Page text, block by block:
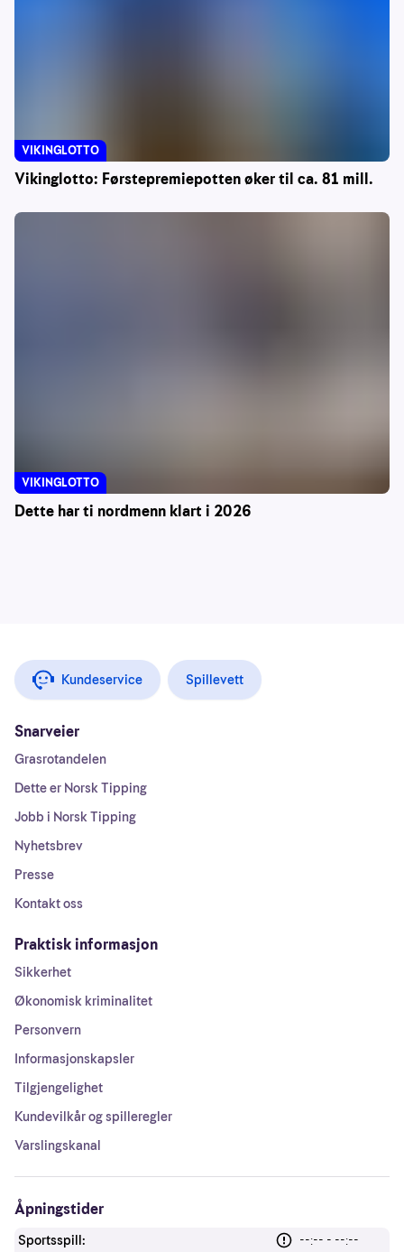
Vikinglotto: Førstepremiepotten øker til ca. 81 mill.
VIKINGLOTTO
Dette har ti nordmenn klart i 2026
VIKINGLOTTO
Kundeservice Spillevett
Snarveier
Grasrotandelen
Dette er Norsk Tipping
Jobb i Norsk Tipping
Nyhetsbrev
Presse
Kontakt oss
Praktisk informasjon
Sikkerhet
Økonomisk kriminalitet
Personvern
Informasjonskapsler
Tilgjengelighet
Kundevilkår og spilleregler
Varslingskanal
Åpningstider
Sportsspill: --:-- - --:--